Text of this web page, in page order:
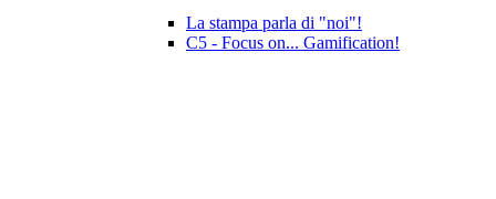
La stampa parla di "noi"!
C5 - Focus on... Gamification!